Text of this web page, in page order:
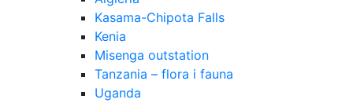
Kasama-Chipota Falls
Kenia
Misenga outstation
Tanzania – flora i fauna
Uganda